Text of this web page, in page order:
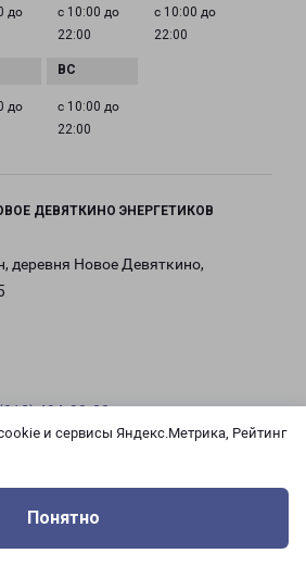
и сервисы Яндекс.Метрика, Рейтинг
Понятно
до
с 10:00 до
22:00
с 10:00 до
22:00
до
с 10:00 до
22:00
ДЕВЯТКИНО ЭНЕРГЕТИКОВ
деревня Новое Девяткино,
494-88-88